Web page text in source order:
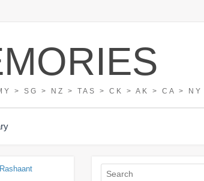
> SG > NZ > TAS > CK > AK > CA >